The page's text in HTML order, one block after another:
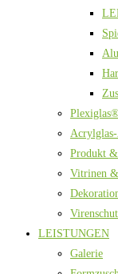
Produkt
Vitrinen
LEISTUNGEN
Galerie